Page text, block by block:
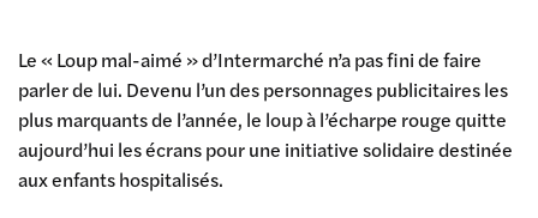
Le « Loup mal-aimé » d’Intermarché n’a pas fini de faire
parler de lui. Devenu l’un des personnages publicitaires les
plus marquants de l’année, le loup à l’écharpe rouge quitte
aujourd’hui les écrans pour une initiative solidaire destinée
aux enfants hospitalisés.